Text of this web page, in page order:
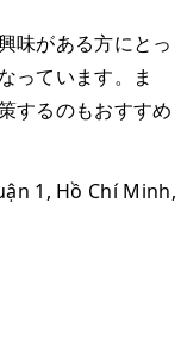
味がある方にとっ
っています。ま
するのもおすすめ
1, Hồ Chí Minh,